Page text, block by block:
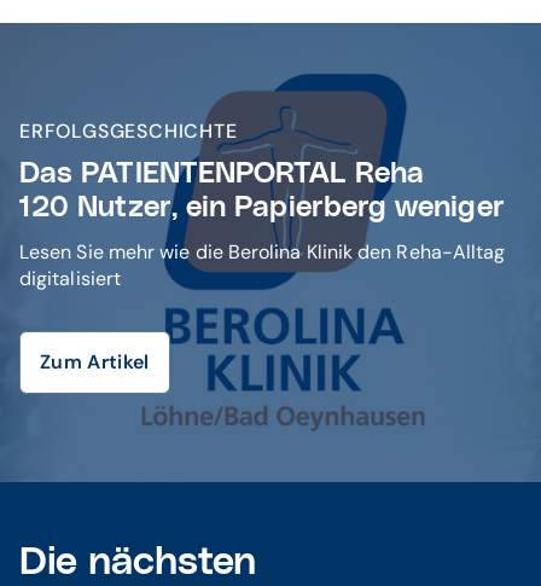
ERFOLGSGESCHICHTE
Das PATIENTENPORTAL Reha
120 Nutzer, ein Papierberg weniger
Lesen Sie mehr wie die Berolina Klinik den Reha-Alltag
digitalisiert
Zum Artikel
Die nächsten